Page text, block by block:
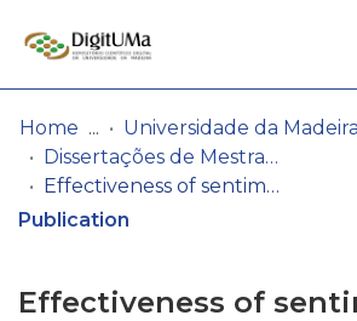
Communities
& Collections
Log
In(current)
Home
Universidade da Madeira
Dissertações de Mestrado
Effectiveness of sentiment and emotion detection to unveil customer preferences in portuguese restaurants: insights for restaurant owners
Publication
Effectiveness of